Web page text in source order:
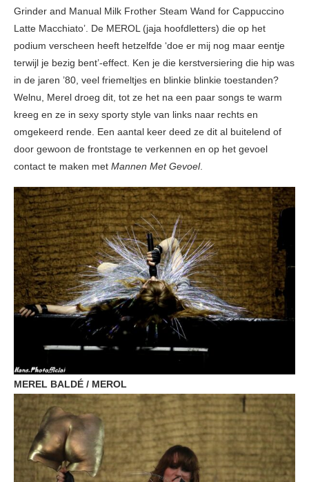
Grinder and Manual Milk Frother Steam Wand for Cappuccino
Latte Macchiato’. De MEROL (jaja hoofdletters) die op het
podium verscheen heeft hetzelfde ‘doe er mij nog maar eentje
terwijl je bezig bent’-effect. Ken je die kerstversiering die hip was
in de jaren ’80, veel friemeltjes en blinkie blinkie toestanden?
Welnu, Merel droeg dit, tot ze het na een paar songs te warm
kreeg en ze in sexy sporty style van links naar rechts en
omgekeerd rende. Een aantal keer deed ze dit al buitelend of
door gewoon de frontstage te verkennen en op het gevoel
contact te maken met Mannen Met Gevoel.
MEREL BALDÉ / MEROL